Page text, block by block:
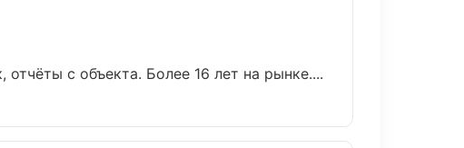
отчёты с объекта. Более 16 лет на рынке....